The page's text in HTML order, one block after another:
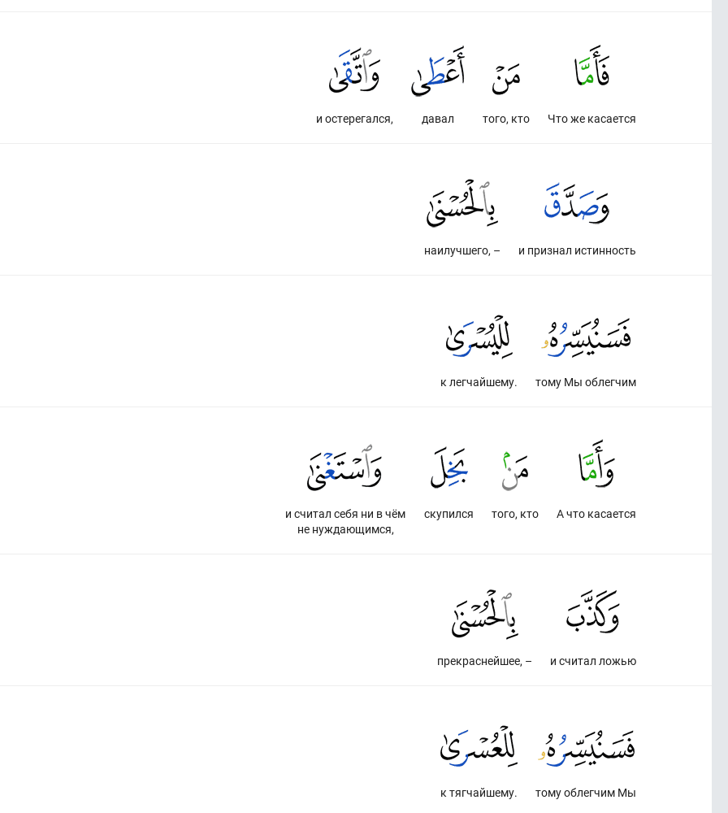
Что же касается
того, кто
давал
и остерегался,
и признал истинность
наилучшего, –
тому Мы облегчим
к легчайшему.
А что касается
того, кто
скупился
и считал себя ни в чём
не нуждающимся,
и считал ложью
прекраснейшее, –
тому облегчим Мы
к тягчайшему.